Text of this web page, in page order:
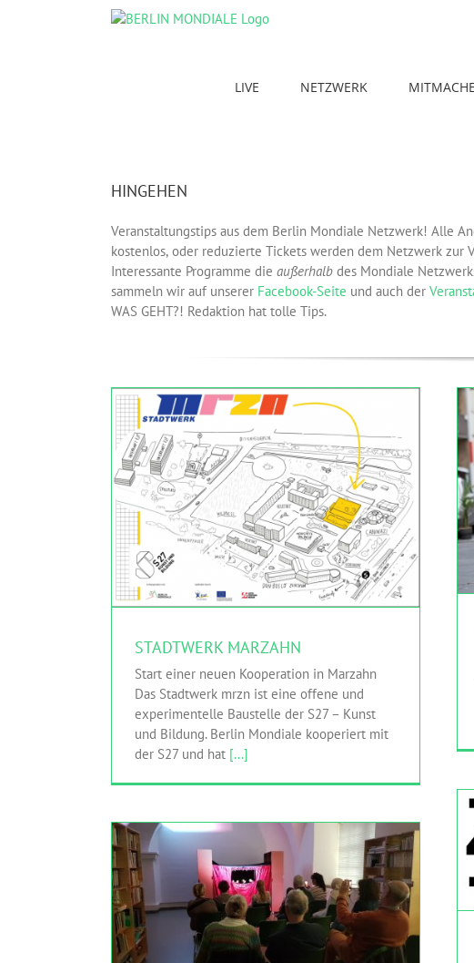
LIVE NETZWERK
HINGEHEN
Veranstaltungstips aus dem Berlin Mondiale Netzwerk! Alle
kostenlos, oder reduzierte Tickets werden dem Netzwerk zur
Interessante Programme die außerhalb des Mondiale
sammeln wir auf unserer Facebook-Seite und auch der
WAS GEHT?! Redaktion hat tolle Tips.
STADTWERK MARZAHN
HINGEHEN Netzwerk
STADTWERK MARZAHN
Start einer neuen Kooperation in Marzahn
Das Stadtwerk mrzn ist eine offene und
experimentelle Baustelle der S27 – Kunst
und Bildung. Berlin Mondiale kooperiert mit
der S27 und hat [...]
DIE REISE ZU DEN PINGUINEN | الرحلة إلى بلد
البطاريق
Baynatna / برلينمكتبة بيناتنا HINGEHEN